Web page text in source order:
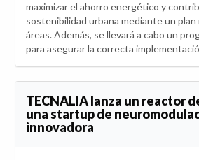
maximizar el ahorro energético y
sostenibilidad urbana mediante un
áreas. Además, se llevará a cabo un
para asegurar la correcta
TECNALIA lanza un reactor
una startup de
innovadora